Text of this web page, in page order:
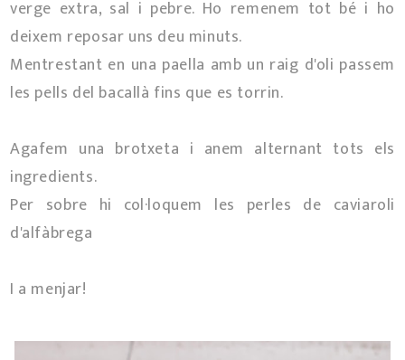
verge extra, sal i pebre. Ho remenem tot bé i ho
deixem reposar uns deu minuts.
Mentrestant en una paella amb un raig d'oli passem
les pells del bacallà fins que es torrin.
Agafem una brotxeta i anem alternant tots els
ingredients.
Per sobre hi col·loquem les perles de caviaroli
d'alfàbrega
I a menjar!